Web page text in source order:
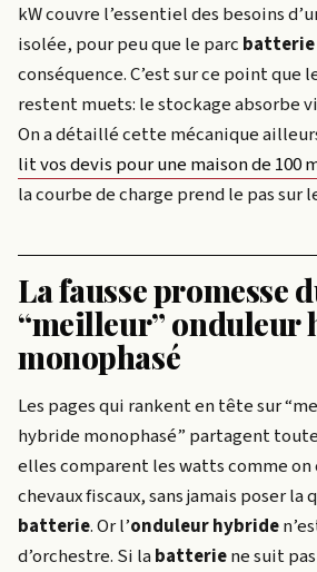
kW couvre l’essentiel des besoins
isolée, pour peu que le parc batterie
conséquence. C’est sur ce point que
restent muets: le stockage absorbe
On a détaillé cette mécanique
lit vos devis pour une maison de 100
la courbe de charge prend le pas sur
La fausse promesse
“meilleur” onduleur
monophasé
Les pages qui rankent en tête sur
hybride monophasé” partagent
elles comparent les watts comme on
chevaux fiscaux, sans jamais poser la
batterie. Or l’onduleur hybride
d’orchestre. Si labatteriene suit